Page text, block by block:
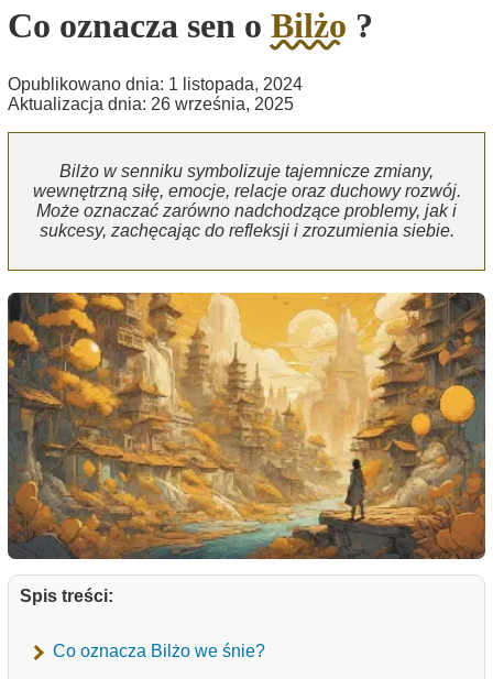
Co oznacza sen o Bilżo ?
Opublikowano dnia: 1 listopada, 2024
Aktualizacja dnia: 26 września, 2025
Bilżo w senniku symbolizuje tajemnicze zmiany,
wewnętrzną siłę, emocje, relacje oraz duchowy rozwój.
Może oznaczać zarówno nadchodzące problemy, jak i
sukcesy, zachęcając do refleksji i zrozumienia siebie.
Spis treści:
Co oznacza Bilżo we śnie?